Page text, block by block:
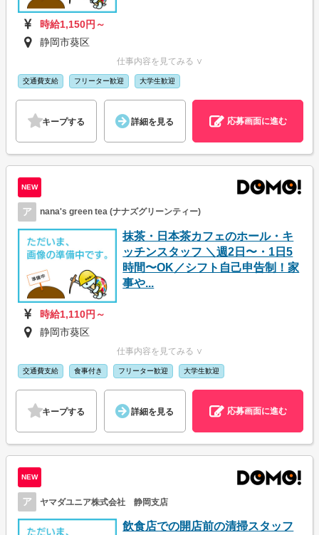
時給1,150円～
静岡市葵区
仕事内容を見てみる ∨
交通費支給 フリーター歓迎 大学生歓迎
キープする 詳細を見る 応募画面に進む
NEW
ア nana's green tea (ナナズグリーンティー)
抹茶・日本茶カフェのホール・キ
ッチンスタッフ ＼週2日〜・1日5
時間〜OK／シフト自己申告制！家
事や...
時給1,110円～
静岡市葵区
仕事内容を見てみる ∨
交通費支給 食事付き フリーター歓迎 大学生歓迎
キープする 詳細を見る 応募画面に進む
NEW
ア ヤマダユニア株式会社 静岡支店
飲食店での開店前の清掃スタッフ